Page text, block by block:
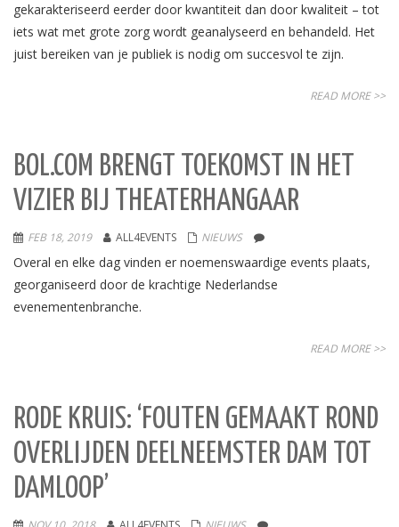
gekarakteriseerd eerder door kwantiteit dan door kwaliteit – tot
iets wat met grote zorg wordt geanalyseerd en behandeld. Het
juist bereiken van je publiek is nodig om succesvol te zijn.
READ MORE >>
BOL.COM BRENGT TOEKOMST IN HET
VIZIER BIJ THEATERHANGAAR
FEB 18, 2019 ALL4EVENTS NIEUWS
Overal en elke dag vinden er noemenswaardige events plaats,
georganiseerd door de krachtige Nederlandse
evenementenbranche.
READ MORE >>
RODE KRUIS: ‘FOUTEN GEMAAKT ROND
OVERLIJDEN DEELNEEMSTER DAM TOT
DAMLOOP’